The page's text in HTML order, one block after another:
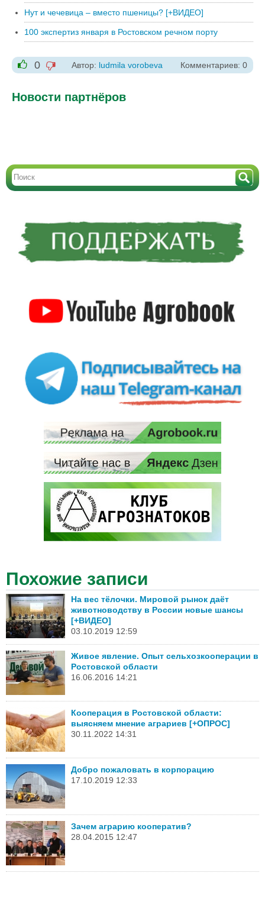
Нут и чечевица – вместо пшеницы? [+ВИДЕО]
100 экспертиз января в Ростовском речном порту
+1
0
-1
Автор: ludmila vorobeva Комментариев: 0
Новости партнёров
Похожие записи
На вес тёлочки. Мировой рынок даёт
животноводству в России новые шансы
[+ВИДЕО]
03.10.2019 12:59
Живое явление. Опыт сельхозкооперации в
Ростовской области
16.06.2016 14:21
Кооперация в Ростовской области:
выясняем мнение аграриев [+ОПРОС]
30.11.2022 14:31
Добро пожаловать в корпорацию
17.10.2019 12:33
Зачем аграрию кооператив?
28.04.2015 12:47